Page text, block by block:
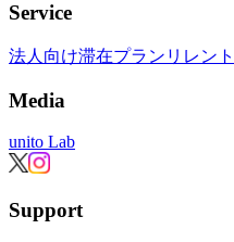
Service
法人向け滞在プラン リレント
Media
unito Lab
Support